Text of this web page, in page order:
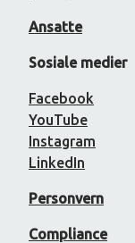
Ansatte
Sosiale medier
Facebook
YouTube
Instagram
LinkedIn
Personvern
Compliance